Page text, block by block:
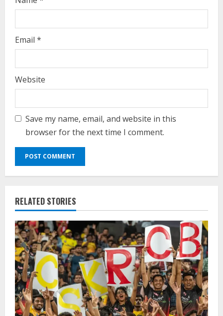
Email *
Website
Save my name, email, and website in this
browser for the next time I comment.
RELATED STORIES